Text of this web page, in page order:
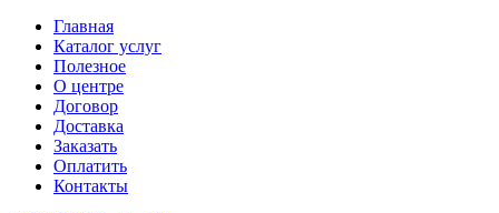
Главная
Каталог услуг
Полезное
О центре
Договор
Доставка
Заказать
Оплатить
Контакты